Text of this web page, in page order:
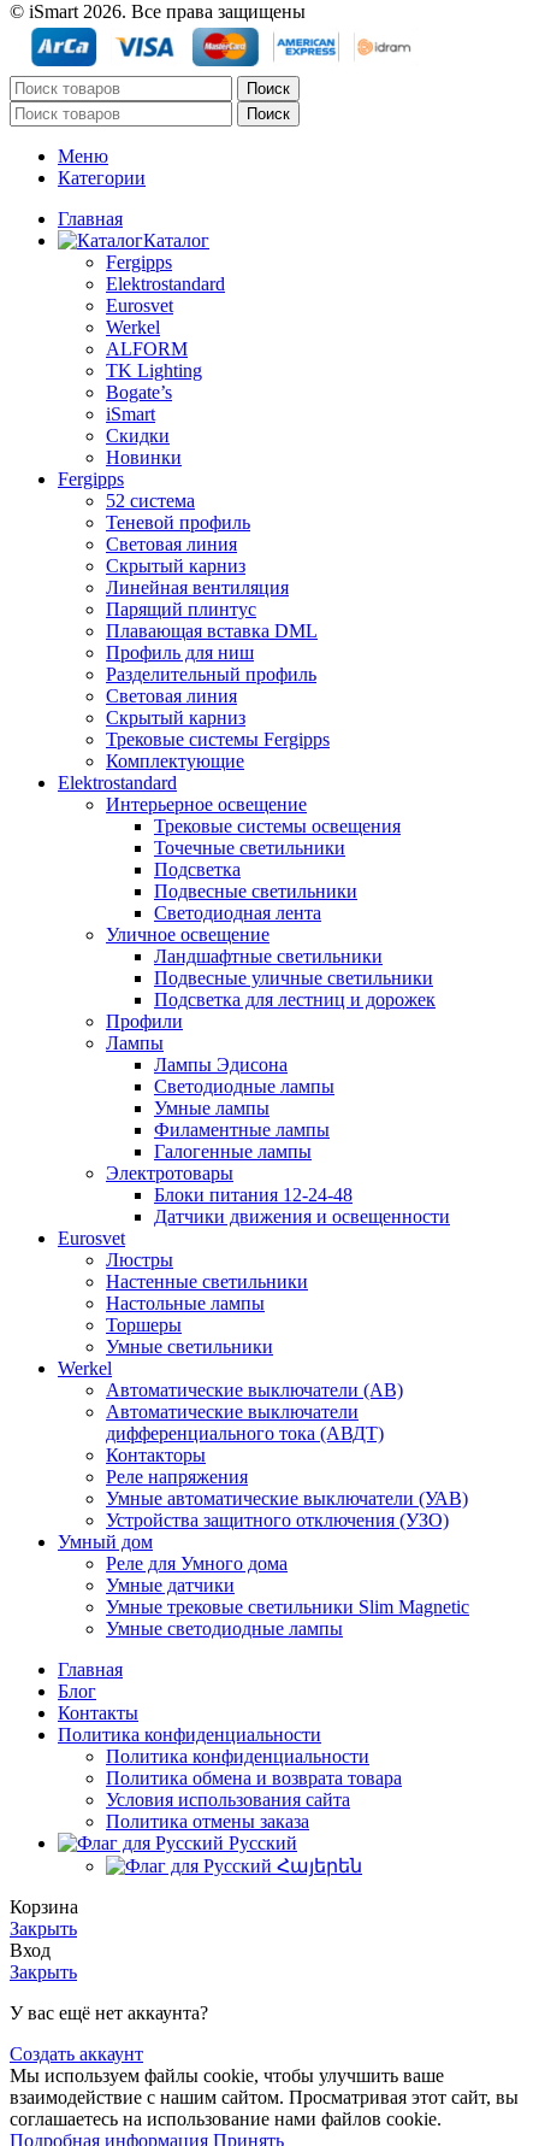
© iSmart 2026. Все права защищены
Поиск
Поиск
Меню
Категории
Главная
Каталог
Fergipps
Elektrostandard
Eurosvet
Werkel
ALFORM
TK Lighting
Bogate’s
iSmart
Скидки
Новинки
Fergipps
52 система
Теневой профиль
Световая линия
Скрытый карниз
Линейная вентиляция
Парящий плинтус
Плавающая вставка DML
Профиль для ниш
Разделительный профиль
Световая линия
Скрытый карниз
Трековые системы Fergipps
Комплектующие
Elektrostandard
Интерьерное освещение
Трековые системы освещения
Точечные светильники
Подсветка
Подвесные светильники
Светодиодная лента
Уличное освещение
Ландшафтные светильники
Подвесные уличные светильники
Подсветка для лестниц и дорожек
Профили
Лампы
Лампы Эдисона
Светодиодные лампы
Умные лампы
Филаментные лампы
Галогенные лампы
Электротовары
Блоки питания 12-24-48
Датчики движения и освещенности
Eurosvet
Люстры
Настенные светильники
Настольные лампы
Торшеры
Умные светильники
Werkel
Автоматические выключатели (АВ)
Автоматические выключатели
дифференциального тока (АВДТ)
Контакторы
Реле напряжения
Умные автоматические выключатели (УАВ)
Устройства защитного отключения (УЗО)
Умный дом
Реле для Умного дома
Умные датчики
Умные трековые светильники Slim Magnetic
Умные светодиодные лампы
Главная
Блог
Контакты
Политика конфиденциальности
Политика конфиденциальности
Политика обмена и возврата товара
Условия использования сайта
Политика отмены заказа
Русский
Հայերեն
Корзина
Закрыть
Вход
Закрыть
У вас ещё нет аккаунта?
Создать аккаунт
Мы используем файлы cookie, чтобы улучшить ваше
взаимодействие с нашим сайтом. Просматривая этот сайт, вы
соглашаетесь на использование нами файлов cookie.
Подробная информация Подробная
Принять